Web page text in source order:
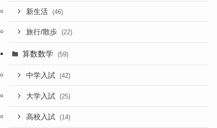
新生活 (46)
旅行/散歩 (22)
算数数学 (59)
中学入試 (42)
大学入試 (25)
高校入試 (14)